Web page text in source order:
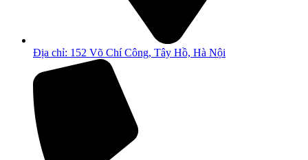
Địa chỉ: 152 Võ Chí Công, Tây Hồ, Hà Nội